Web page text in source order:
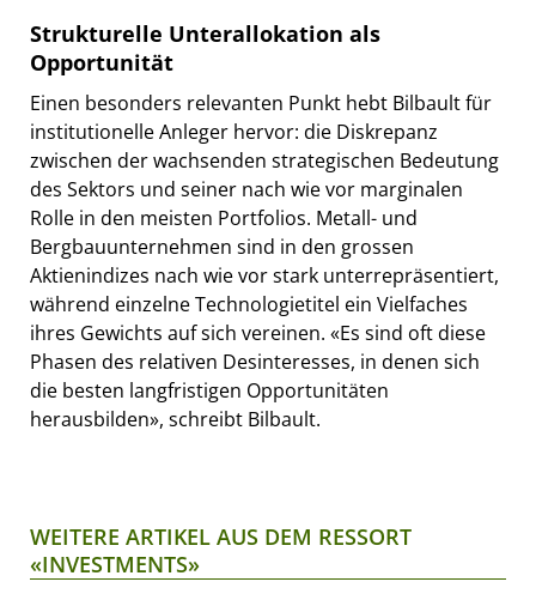
Strukturelle Unterallokation als
Opportunität
Einen besonders relevanten Punkt hebt Bilbault für
institutionelle Anleger hervor: die Diskrepanz
zwischen der wachsenden strategischen Bedeutung
des Sektors und seiner nach wie vor marginalen
Rolle in den meisten Portfolios. Metall- und
Bergbauunternehmen sind in den grossen
Aktienindizes nach wie vor stark unterrepräsentiert,
während einzelne Technologietitel ein Vielfaches
ihres Gewichts auf sich vereinen. «Es sind oft diese
Phasen des relativen Desinteresses, in denen sich
die besten langfristigen Opportunitäten
herausbilden», schreibt Bilbault.
WEITERE ARTIKEL AUS DEM RESSORT
«INVESTMENTS»